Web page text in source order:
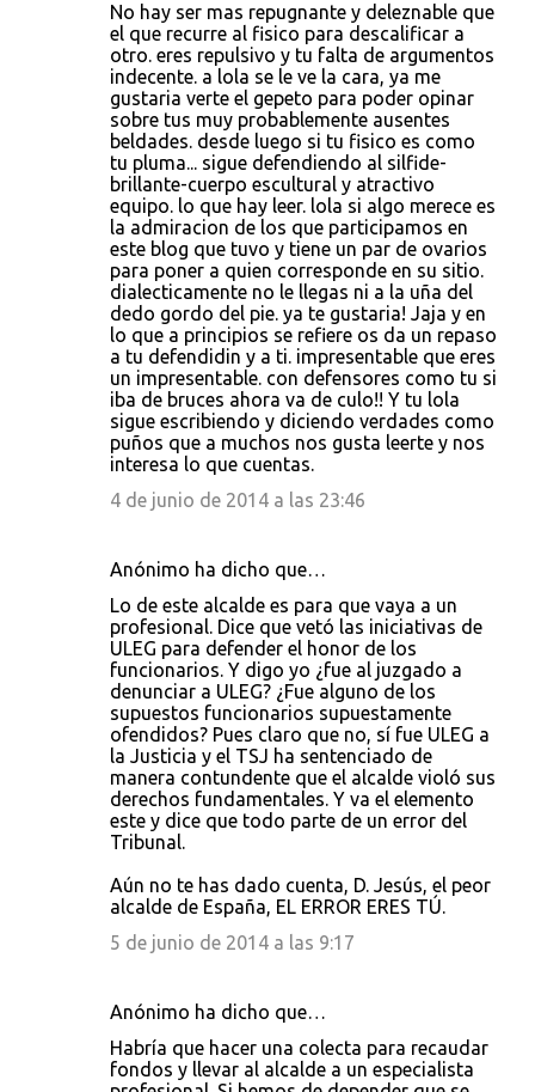
No hay ser mas repugnante y deleznable que
el que recurre al fisico para descalificar a
otro. eres repulsivo y tu falta de argumentos
indecente. a lola se le ve la cara, ya me
gustaria verte el gepeto para poder opinar
sobre tus muy probablemente ausentes
beldades. desde luego si tu fisico es como
tu pluma... sigue defendiendo al silfide-
brillante-cuerpo escultural y atractivo
equipo. lo que hay leer. lola si algo merece es
la admiracion de los que participamos en
este blog que tuvo y tiene un par de ovarios
para poner a quien corresponde en su sitio.
dialecticamente no le llegas ni a la uña del
dedo gordo del pie. ya te gustaria! Jaja y en
lo que a principios se refiere os da un repaso
a tu defendidin y a ti. impresentable que eres
un impresentable. con defensores como tu si
iba de bruces ahora va de culo!! Y tu lola
sigue escribiendo y diciendo verdades como
puños que a muchos nos gusta leerte y nos
interesa lo que cuentas.
4 de junio de 2014 a las 23:46
Anónimo ha dicho que…
Lo de este alcalde es para que vaya a un
profesional. Dice que vetó las iniciativas de
ULEG para defender el honor de los
funcionarios. Y digo yo ¿fue al juzgado a
denunciar a ULEG? ¿Fue alguno de los
supuestos funcionarios supuestamente
ofendidos? Pues claro que no, sí fue ULEG a
la Justicia y el TSJ ha sentenciado de
manera contundente que el alcalde violó sus
derechos fundamentales. Y va el elemento
este y dice que todo parte de un error del
Tribunal.
Aún no te has dado cuenta, D. Jesús, el peor
alcalde de España, EL ERROR ERES TÚ.
5 de junio de 2014 a las 9:17
Anónimo ha dicho que…
Habría que hacer una colecta para recaudar
fondos y llevar al alcalde a un especialista